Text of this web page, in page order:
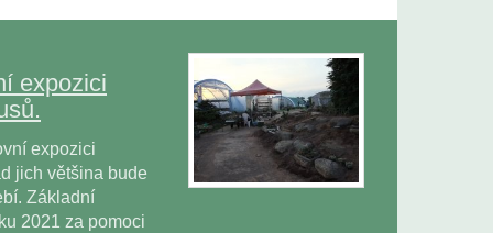
expozici
expozici
jich většina bude
Základní
2021 za pomoci